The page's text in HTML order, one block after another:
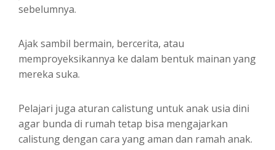
sebelumnya.
Ajak sambil bermain, bercerita, atau
memproyeksikannya ke dalam bentuk mainan yang
mereka suka.
Pelajari juga aturan calistung untuk anak usia dini
agar bunda di rumah tetap bisa mengajarkan
calistung dengan cara yang aman dan ramah anak.